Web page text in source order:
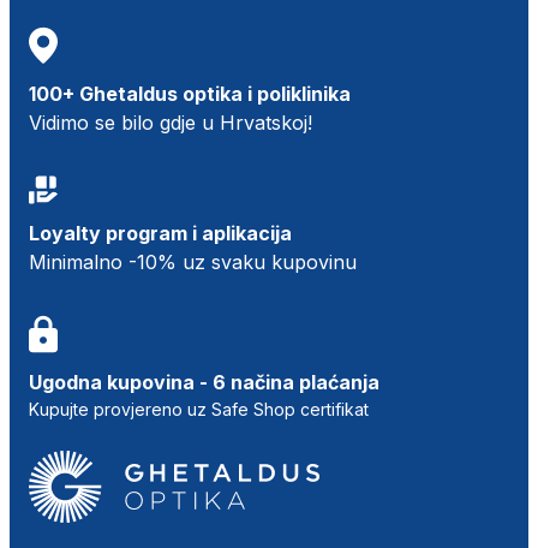
100+ Ghetaldus optika i poliklinika
Vidimo se bilo gdje u Hrvatskoj!
Loyalty program i aplikacija
Minimalno -10% uz svaku kupovinu
Ugodna kupovina - 6 načina plaćanja
Kupujte provjereno uz Safe Shop certifikat